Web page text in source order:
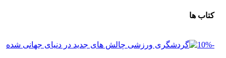
کتاب ها
-10%